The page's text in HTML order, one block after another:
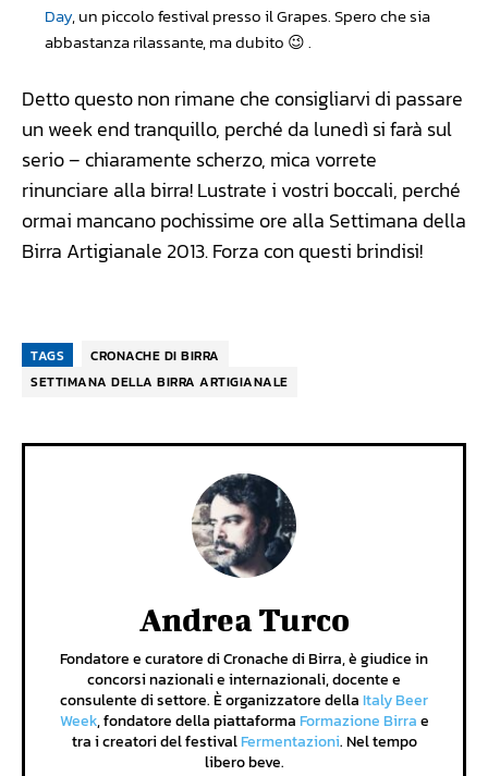
Day, un piccolo festival presso il Grapes. Spero che sia
abbastanza rilassante, ma dubito 😉 .
Detto questo non rimane che consigliarvi di passare
un week end tranquillo, perché da lunedì si farà sul
serio – chiaramente scherzo, mica vorrete
rinunciare alla birra! Lustrate i vostri boccali, perché
ormai mancano pochissime ore alla Settimana della
Birra Artigianale 2013. Forza con questi brindisi!
TAGS
CRONACHE DI BIRRA
SETTIMANA DELLA BIRRA ARTIGIANALE
Andrea Turco
Fondatore e curatore di Cronache di Birra, è giudice in
concorsi nazionali e internazionali, docente e
consulente di settore. È organizzatore della Italy Beer
Week, fondatore della piattaforma Formazione Birrae
tra i creatori del festivalFermentazioni. Nel tempo
libero beve.